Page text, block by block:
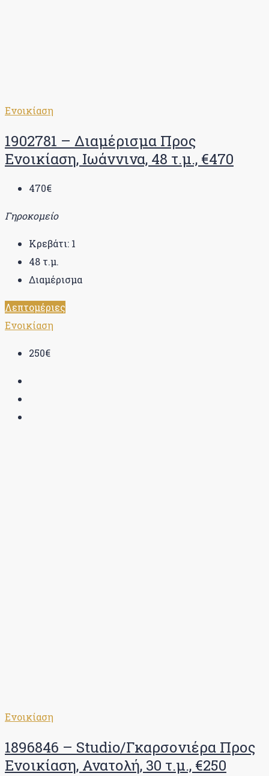
Ενοικίαση
1902781 – Διαμέρισμα Προς
Ενοικίαση, Ιωάννινα, 48 τ.μ., €470
470€
Γηροκομείο
Κρεβάτι: 1
48 τ.μ.
Διαμέρισμα
Λεπτομέριες
Ενοικίαση
250€
Ενοικίαση
1896846 – Studio/Γκαρσονιέρα Προς
Ενοικίαση, Ανατολή, 30 τ.μ., €250